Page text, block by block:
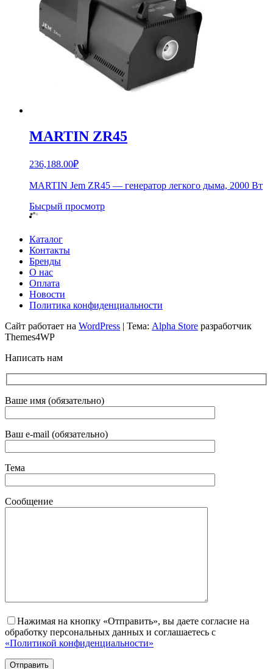
MARTIN ZR45
236,188.00₽
MARTIN Jem ZR45 — генератор легкого дыма, 2000 Вт
Бысрый просмотр
Каталог
Контакты
Бренды
О нас
Оплата
Новости
Политика конфиденциальности
Сайт работает на WordPress | Тема: Alpha Store разработчик
Themes4WP
Написать нам
Ваше имя (обязательно)
Ваш e-mail (обязательно)
Тема
Сообщение
Нажимая на кнопку «Отправить», вы даете согласие на
обработку персональных данных и соглашаетесь с
«Политикой конфиденциальности»